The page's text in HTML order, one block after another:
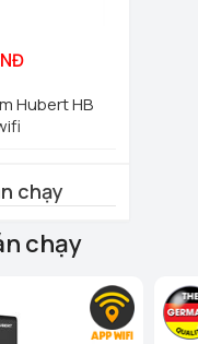
Hubert HB
chạy
chạy